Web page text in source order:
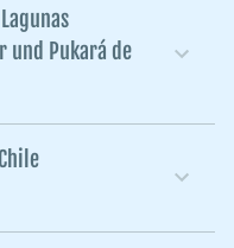
und Pukará de